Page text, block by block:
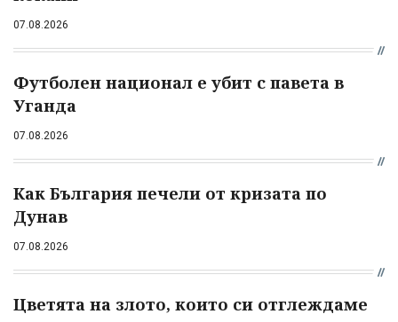
07.08.2026
Футболен национал е убит с павета в
Уганда
07.08.2026
Как България печели от кризата по
Дунав
07.08.2026
Цветята на злото, които си отглеждаме